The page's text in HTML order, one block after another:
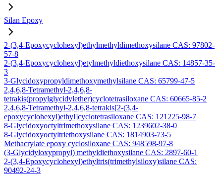
Silan Epoxy
2-(3,4-Epoxycyclohexyl)ethylmethyldimethoxysilane CAS: 97802-
57-8
2-(3,4-Epoxycyclohexyl)etylmethyldiethoxysilane CAS: 14857-35-
3
3-Glycidoxypropyldimethoxymethylsilane CAS: 65799-47-5
2,4,6,8-Tetramethyl-2,4,6,8-
tetrakis(propylglycidylether)cyclotetrasiloxane CAS: 60665-85-2
2,4,6,8-Tetramethyl-2,4,6,8-tetrakis[2-(3,4-
epoxycyclohexyl)ethyl]cyclotetrasiloxane CAS: 121225-98-7
8-Glycidoxyoctyltrimethoxysilane CAS: 1239602-38-0
8-Glycidoxyoctyltriethoxysilane CAS: 1814903-73-5
Methacrylate epoxy cyclosiloxane CAS: 948598-97-8
(3-Glycidyloxypropyl) methyldiethoxysilane CAS: 2897-60-1
2-(3,4-Epoxycyclohexyl)ethyltris(trimethylsiloxy)silane CAS:
90492-24-3